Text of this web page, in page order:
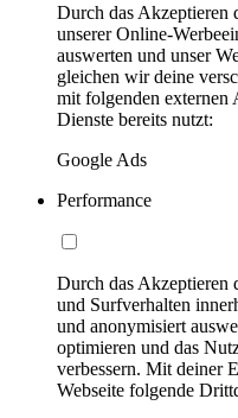
Durch das Akzeptieren
unserer Online-
auswerten und unser
gleichen wir deine
mit folgenden externen
Dienste bereits nutzt:
Google Ads
Performance
Durch das Akzeptieren
und Surfverhalten
und anonymisiert
optimieren und das
verbessern. Mit deiner
Webseite folgende